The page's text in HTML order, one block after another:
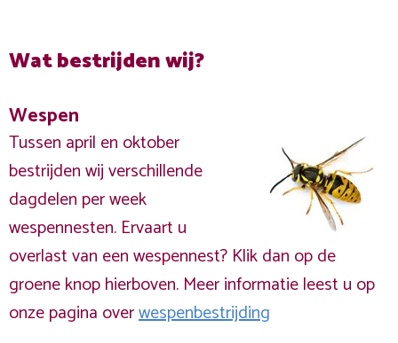
Wat bestrijden wij?
Wespen
Tussen april en oktober
bestrijden wij verschillende
dagdelen per week
wespennesten. Ervaart u
overlast van een wespennest? Klik dan op de
groene knop hierboven. Meer informatie leest u op
onze pagina overwespenbestrijding